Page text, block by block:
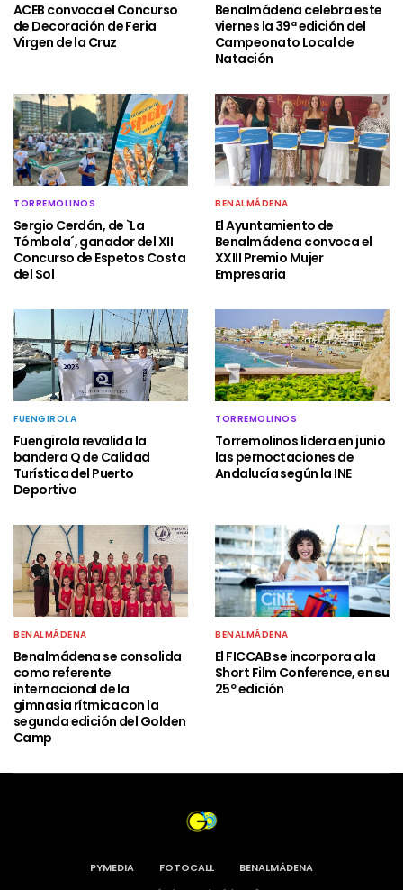
ACEB convoca el Concurso
de Decoración de Feria
Virgen de la Cruz
Benalmádena celebra este
viernes la 39ª edición del
Campeonato Local de
Natación
TORREMOLINOS
Sergio Cerdán, de `La
Tómbola´, ganador del XII
Concurso de Espetos Costa
del Sol
BENALMÁDENA
El Ayuntamiento de
Benalmádena convoca el
XXIII Premio Mujer
Empresaria
FUENGIROLA
Fuengirola revalida la
bandera Q de Calidad
Turística del Puerto
Deportivo
TORREMOLINOS
Torremolinos lidera en junio
las pernoctaciones de
Andalucía según la INE
BENALMÁDENA
Benalmádena se consolida
como referente
internacional de la
gimnasia rítmica con la
segunda edición del Golden
Camp
BENALMÁDENA
El FICCAB se incorpora a la
Short Film Conference, en su
25º edición
PYMEDIA FOTOCALL BENALMÁDENA